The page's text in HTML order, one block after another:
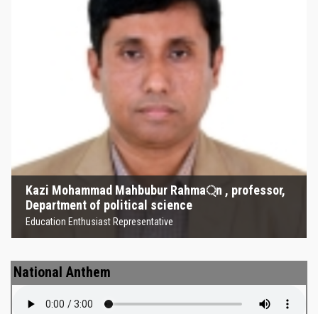
Kazi Mohammad Mahbubur Rahma্‌n , professor,
Department of political science
Education Enthusiast Representative
Kazi Mohammad Mahbubur
Rahma্‌n , professor, Department
of political science
Education Enthusiast Representative
National Anthem